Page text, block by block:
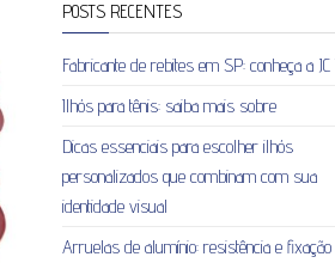
POSTS RECENTES
Fabricante de rebites em SP: conheça a
Ilhós para tênis: saiba mais sobre
Dicas essenciais para escolher ilhós
personalizados que combinam com sua
identidade visual
Arruelas de alumínio: resistência e fixação